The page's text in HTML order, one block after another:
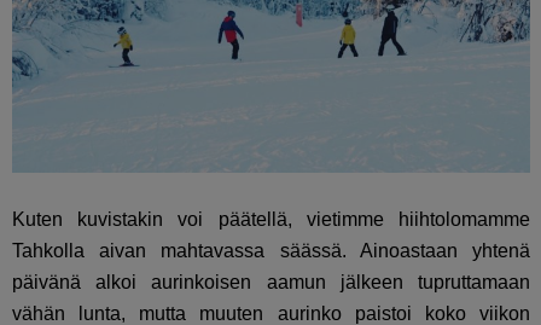
Kuten kuvistakin voi päätellä, vietimme hiihtolomamme
Tahkolla aivan mahtavassa säässä. Ainoastaan yhtenä
päivänä alkoi aurinkoisen aamun jälkeen tupruttamaan
vähän lunta, mutta muuten aurinko paistoi koko viikon